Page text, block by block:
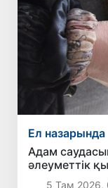
Ел назарында
Адам
әлеуметтік
5 Там 2026,